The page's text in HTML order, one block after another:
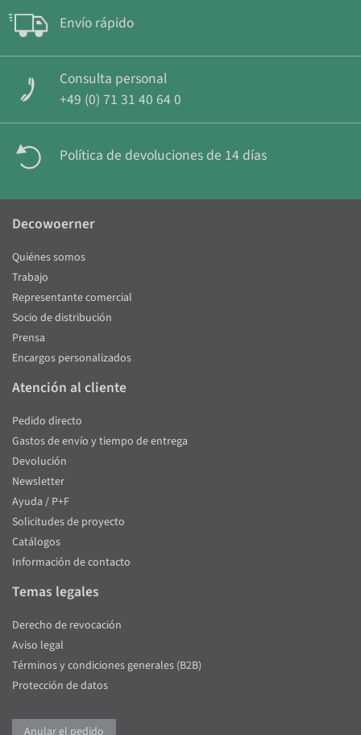
Envío rápido
Consulta personal
+49 (0) 71 31 40 64 0
Política de devoluciones de 14 días
Decowoerner
Quiénes somos
Trabajo
Representante comercial
Socio de distribución
Prensa
Encargos personalizados
Atención al cliente
Pedido directo
Gastos de envío y tiempo de entrega
Devolución
Newsletter
Ayuda / P+F
Solicitudes de proyecto
Catálogos
Información de contacto
Temas legales
Derecho de revocación
Aviso legal
Términos y condiciones generales (B2B)
Protección de datos
Anular el pedido